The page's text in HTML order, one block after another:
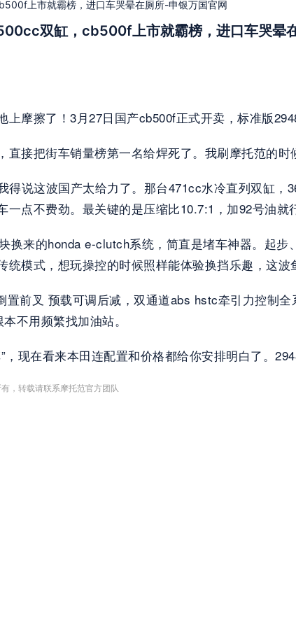
上市就霸榜，进口车哭晕在厕所-申银万国官网
双缸，cb500f上市就霸榜，进口车哭晕
上摩擦了！3月27日国产cb500f正式开卖，标准版
直接把街车销量榜第一名给焊死了。我刷摩托范的
说这波国产太给力了。那台471cc水冷直列双缸
点不费劲。最关键的是压缩比10.7:1，加92号油
换来的honda e-clutch系统，简直是堵车神器。起
模式，想玩操控的时候照样能体验换挡乐趣，这波
置前叉 预载可调后减，双通道abs hstc牵引力控制
不用频繁找加油站。
，现在看来本田连配置和价格都给你安排明白了。
，转载请联系摩托范官方团队